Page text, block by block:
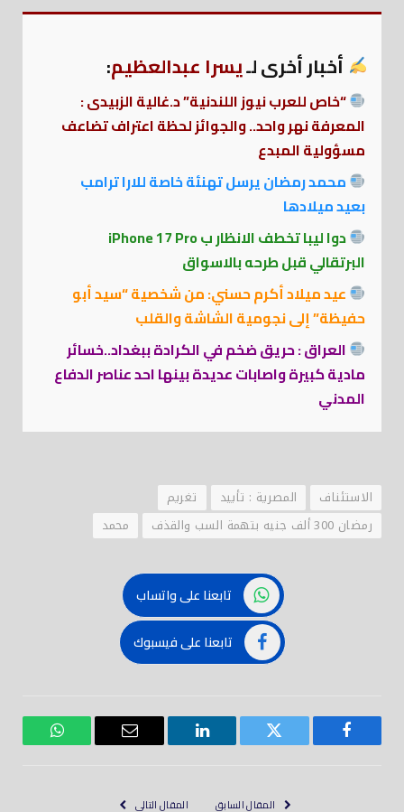
أخبار أخرى لـيسرا عبدالعظيم:
“خاص للعرب نيوز اللندنية” د.غالية الزبيدى :
المعرفة نهر واحد.. والجوائز لحظة اعتراف تضاعف
مسؤولية المبدع
محمد رمضان يرسل تهنئة خاصة للارا ترامب
بعيد ميلادها
دوا ليبا تخطف الانظار ب iPhone 17 Pro
البرتقالي قبل طرحه بالاسواق
عيد ميلاد أكرم حسني: من شخصية “سيد أبو
حفيظة” إلى نجومية الشاشة والقلب
العراق : حريق ضخم في الكرادة ببغداد..خسائر
مادية كبيرة واصابات عديدة بينها احد عناصر الدفاع
المدني
الاستئناف المصرية : تأييد
تغريم
رمضان 300 ألف جنيه بتهمة السب والقذف
محمد
تابعنا على واتساب
تابعنا على فيسبوك
فيسبوك تويتر لينكدود
بريد
واتساب
المقال السابق المقال التالي